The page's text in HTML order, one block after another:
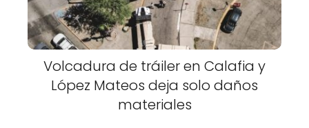
Volcadura de tráiler en Calafia y
López Mateos deja solo daños
materiales